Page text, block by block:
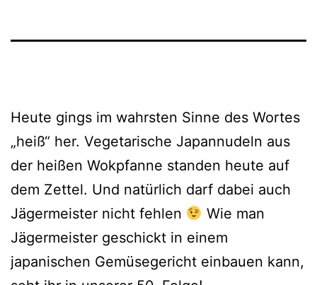
Heute gings im wahrsten Sinne des Wortes
„heiß“ her. Vegetarische Japannudeln aus
der heißen Wokpfanne standen heute auf
dem Zettel. Und natürlich darf dabei auch
Jägermeister nicht fehlen
Wie man
Jägermeister geschickt in einem
japanischen Gemüsegericht einbauen kann,